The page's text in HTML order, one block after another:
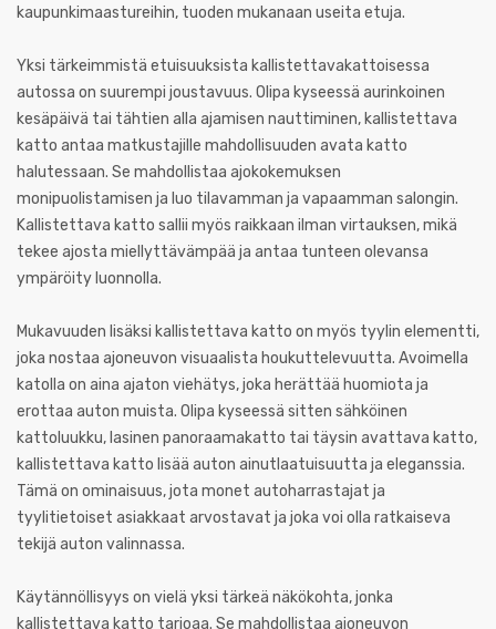
kaupunkimaastureihin, tuoden mukanaan useita etuja.
Yksi tärkeimmistä etuisuuksista kallistettavakattoisessa
autossa on suurempi joustavuus. Olipa kyseessä aurinkoinen
kesäpäivä tai tähtien alla ajamisen nauttiminen, kallistettava
katto antaa matkustajille mahdollisuuden avata katto
halutessaan. Se mahdollistaa ajokokemuksen
monipuolistamisen ja luo tilavamman ja vapaamman salongin.
Kallistettava katto sallii myös raikkaan ilman virtauksen, mikä
tekee ajosta miellyttävämpää ja antaa tunteen olevansa
ympäröity luonnolla.
Mukavuuden lisäksi kallistettava katto on myös tyylin elementti,
joka nostaa ajoneuvon visuaalista houkuttelevuutta. Avoimella
katolla on aina ajaton viehätys, joka herättää huomiota ja
erottaa auton muista. Olipa kyseessä sitten sähköinen
kattoluukku, lasinen panoraamakatto tai täysin avattava katto,
kallistettava katto lisää auton ainutlaatuisuutta ja eleganssia.
Tämä on ominaisuus, jota monet autoharrastajat ja
tyylitietoiset asiakkaat arvostavat ja joka voi olla ratkaiseva
tekijä auton valinnassa.
Käytännöllisyys on vielä yksi tärkeä näkökohta, jonka
kallistettava katto tarjoaa. Se mahdollistaa ajoneuvon